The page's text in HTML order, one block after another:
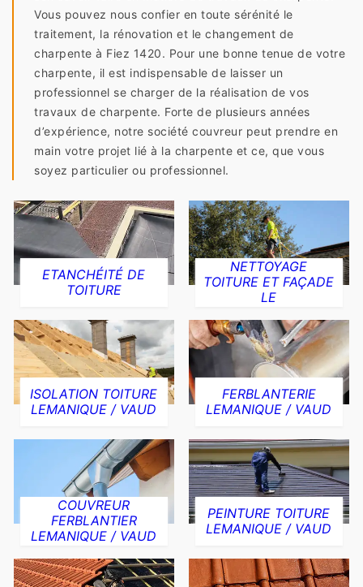
Vous pouvez nous confier en toute sérénité le
traitement, la rénovation et le changement de
charpente à Fiez 1420. Pour une bonne tenue de votre
charpente, il est indispensable de laisser un
professionnel se charger de la réalisation de vos
travaux de charpente. Forte de plusieurs années
d’expérience, notre société couvreur peut prendre en
main votre projet lié à la charpente et ce, que vous
soyez particulier ou professionnel.
ETANCHÉITÉ DE
TOITURE
NETTOYAGE
TOITURE ET FAÇADE
LE
ISOLATION TOITURE
LEMANIQUE / VAUD
FERBLANTERIE
LEMANIQUE / VAUD
COUVREUR
FERBLANTIER
LEMANIQUE / VAUD
PEINTURE TOITURE
LEMANIQUE / VAUD